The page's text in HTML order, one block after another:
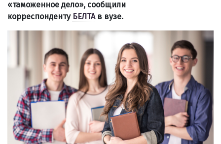
«таможенное дело», сообщили
корреспонденту БЕЛТАв вузе.